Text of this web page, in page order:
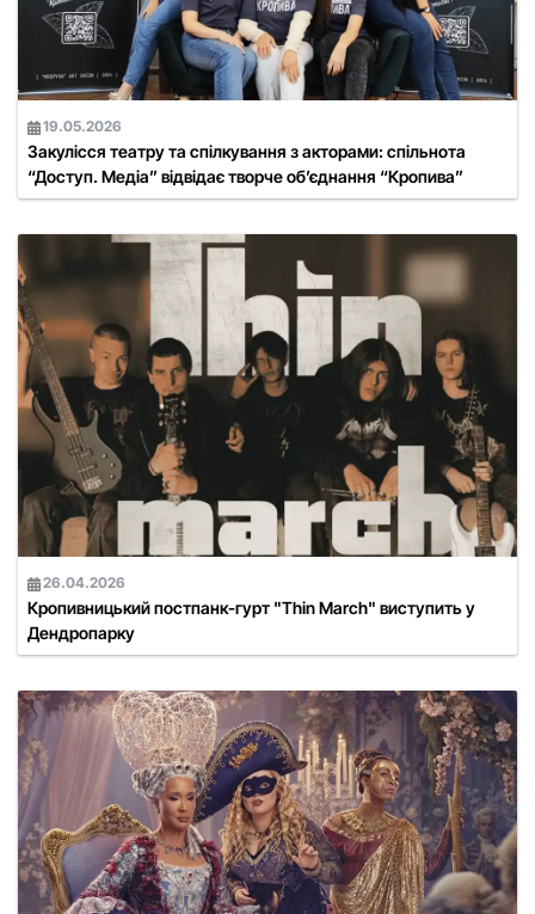
19.05.2026
Закулісся театру та спілкування з акторами: спільнота
“Доступ. Медіа” відвідає творче об’єднання “Кропива”
26.04.2026
Кропивницький постпанк-гурт "Thin March" виступить у
Дендропарку